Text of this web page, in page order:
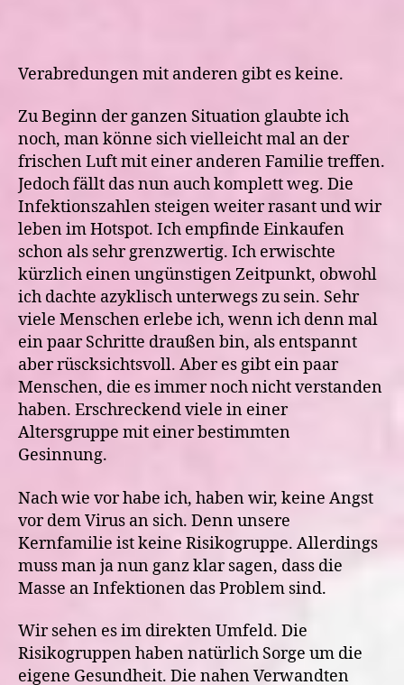
Verabredungen mit anderen gibt es keine.
Zu Beginn der ganzen Situation glaubte ich
noch, man könne sich vielleicht mal an der
frischen Luft mit einer anderen Familie treffen.
Jedoch fällt das nun auch komplett weg. Die
Infektionszahlen steigen weiter rasant und wir
leben im Hotspot. Ich empfinde Einkaufen
schon als sehr grenzwertig. Ich erwischte
kürzlich einen ungünstigen Zeitpunkt, obwohl
ich dachte azyklisch unterwegs zu sein. Sehr
viele Menschen erlebe ich, wenn ich denn mal
ein paar Schritte draußen bin, als entspannt
aber rüscksichtsvoll. Aber es gibt ein paar
Menschen, die es immer noch nicht verstanden
haben. Erschreckend viele in einer
Altersgruppe mit einer bestimmten
Gesinnung.
Nach wie vor habe ich, haben wir, keine Angst
vor dem Virus an sich. Denn unsere
Kernfamilie ist keine Risikogruppe. Allerdings
muss man ja nun ganz klar sagen, dass die
Masse an Infektionen das Problem sind.
Wir sehen es im direkten Umfeld. Die
Risikogruppen haben natürlich Sorge um die
eigene Gesundheit. Die nahen Verwandten